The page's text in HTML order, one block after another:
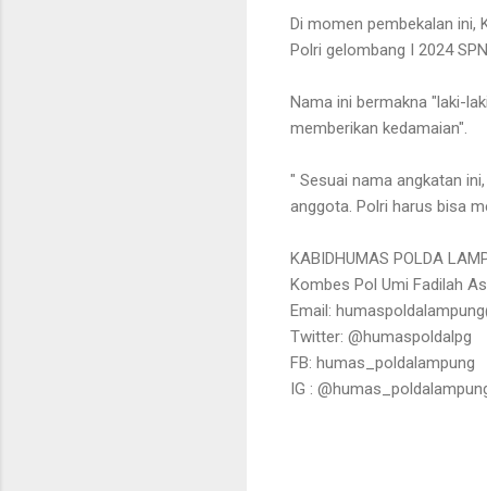
Di momen pembekalan ini,
Polri gelombang I 2024
Nama ini bermakna "laki-
memberikan kedamaian".
" Sesuai nama angkatan
anggota. Polri harus bisa
KABIDHUMAS POLDA
Kombes Pol Umi Fadilah
Email:
Twitter: @humaspoldalpg
FB: humas_poldalampung
IG :